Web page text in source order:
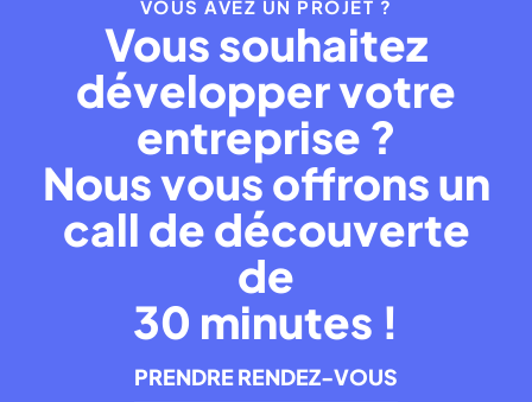
VOUS AVEZ UN PROJET ?
Vous souhaitez
développer votre
entreprise ?
Nous vous offrons un
call de découverte
de
30 minutes !
PRENDRE RENDEZ-VOUS